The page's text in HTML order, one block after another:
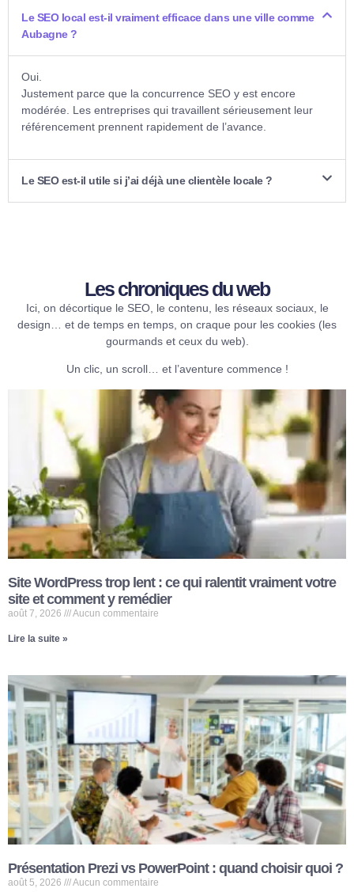
Le SEO local est-il vraiment efficace dans une ville comme
Aubagne ?
Oui.
Justement parce que la concurrence SEO y est encore
modérée. Les entreprises qui travaillent sérieusement leur
référencement prennent rapidement de l’avance.
Le SEO est-il utile si j’ai déjà une clientèle locale ?
Les chroniques du web​
Ici, on décortique le SEO, le contenu, les réseaux sociaux, le
design… et de temps en temps, on craque pour les cookies (les
gourmands et ceux du web).
Un clic, un scroll… et l’aventure commence !
Site WordPress trop lent : ce qui ralentit vraiment votre
site et comment y remédier
août 7, 2026 Aucun commentaire
Lire la suite »
Présentation Prezi vs PowerPoint : quand choisir quoi ?
août 5, 2026 Aucun commentaire